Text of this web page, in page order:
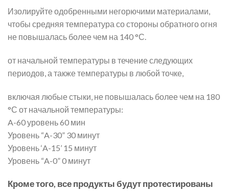
Изолируйте одобренными негорючими материалами,
чтобы средняя температура со стороны обратного огня
не повышалась более чем на 140 °С.
от начальной температуры в течение следующих
периодов, а также температуры в любой точке,
включая любые стыки, не повышалась более чем на 180
°С от начальной температуры:
A-60 уровень 60 мин
Уровень “A-30” 30 минут
Уровень ‘A-15’ 15 минут
Уровень “A-0” 0 минут
Кроме того, все продукты будут протестированы